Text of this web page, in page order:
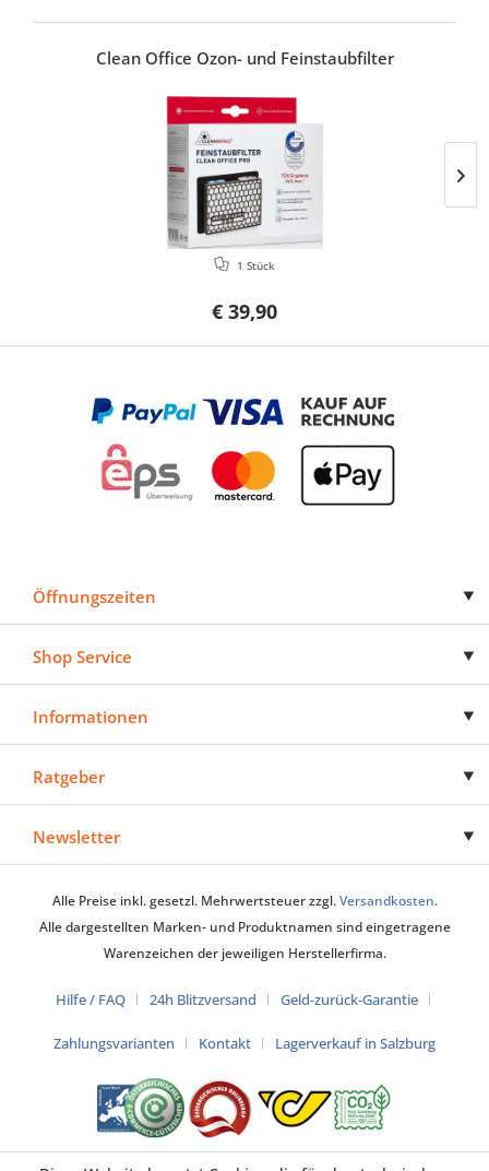
Clean Office Ozon- und Feinstaubfilter
€ 39,90
1 Stück
Öffnungszeiten
Shop Service
Informationen
Ratgeber
Newsletter
Alle Preise inkl. gesetzl. Mehrwertsteuer zzgl.Versandkosten.
Alle dargestellten Marken- und Produktnamen sind eingetragene
Warenzeichen der jeweiligen Herstellerfirma.
Hilfe / FAQ 24h Blitzversand Geld-zurück-Garantie
Zahlungsvarianten Kontakt Lagerverkauf in Salzburg